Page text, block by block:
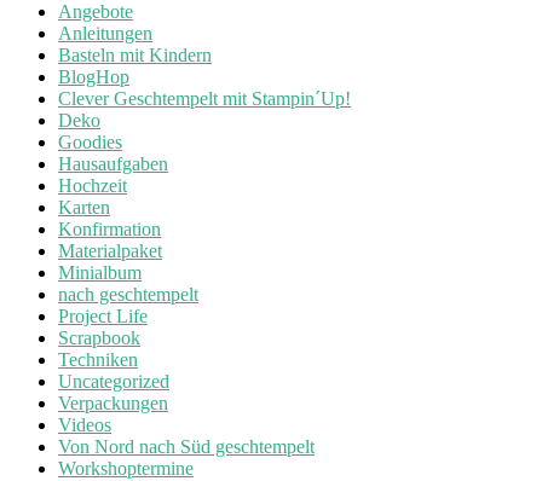
Angebote
Anleitungen
Basteln mit Kindern
BlogHop
Clever Geschtempelt mit Stampin´Up!
Deko
Goodies
Hausaufgaben
Hochzeit
Karten
Konfirmation
Materialpaket
Minialbum
nach geschtempelt
Project Life
Scrapbook
Techniken
Uncategorized
Verpackungen
Videos
Von Nord nach Süd geschtempelt
Workshoptermine